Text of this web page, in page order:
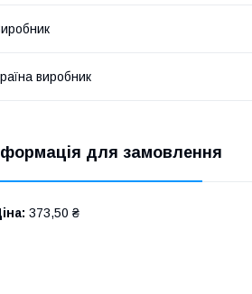
виробник
для замовлення
373,50 ₴